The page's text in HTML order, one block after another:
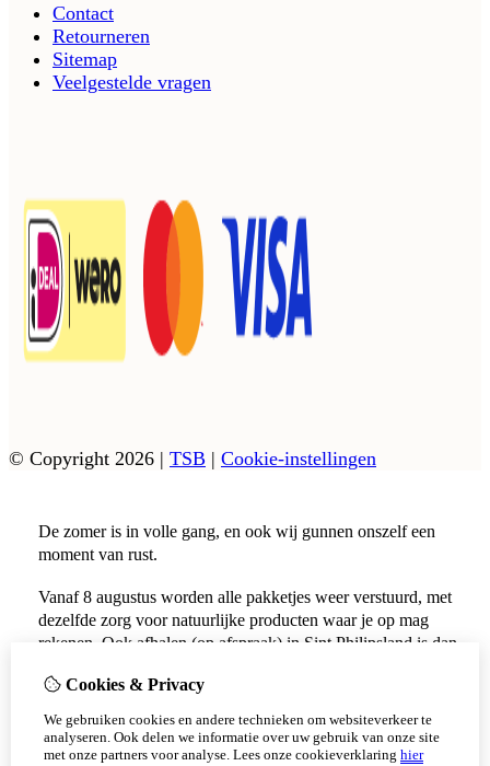
Contact
Retourneren
Sitemap
Veelgestelde vragen
© Copyright 2026 | TSB | Cookie-instellingen
Cookies & Privacy
We gebruiken cookies en andere technieken om websiteverkeer te
analyseren. Ook delen we informatie over uw gebruik van onze site
met onze partners voor analyse. Lees onze cookieverklaring hier
De zomer is in volle gang, en ook wij gunnen onszelf een
moment van rust.
Vanaf 8 augustus worden alle pakketjes weer verstuurd, met
dezelfde zorg voor natuurlijke producten waar je op mag
rekenen. Ook afhalen (op afspraak) in Sint Philipsland is dan
Vanaf 17 augustus zijn alle afhaalpunten (Tholen en
Scherpenisse) weer geopend.